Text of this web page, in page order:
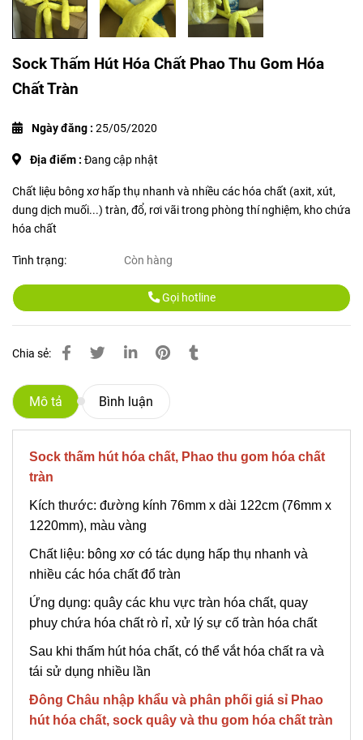
Sock Thấm Hút Hóa Chất Phao Thu Gom Hóa
Chất Tràn
Ngày đăng : 25/05/2020
Địa điểm : Đang cập nhật
Chất liệu bông xơ hấp thụ nhanh và nhiều các hóa chất (axit, xút,
dung dịch muối...) tràn, đổ, rơi vãi trong phòng thí nghiệm, kho chứa
hóa chất
Tình trạng: Còn hàng
Gọi hotline
Chia sẻ:
Mô tả Bình luận
Sock thấm hút hóa chất, Phao thu gom hóa chất
tràn
Kích thước: đường kính 76mm x dài 122cm (76mm x
1220mm), màu vàng
Chất liệu: bông xơ có tác dụng hấp thụ nhanh và
nhiều các hóa chất đổ tràn
Ứng dụng: quây các khu vực tràn hóa chất, quay
phuy chứa hóa chất rò rỉ, xử lý sự cố tràn hóa chất
Sau khi thấm hút hóa chất, có thể vắt hóa chất ra và
tái sử dụng nhiều lần
Đông Châu nhập khẩu và phân phối giá sỉ Phao
hút hóa chất, sock quây và thu gom hóa chất tràn